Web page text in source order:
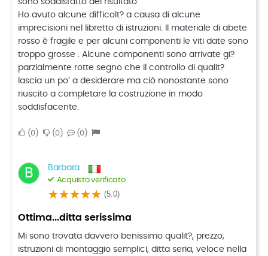
sono soddisfatto del risultato.
Ho avuto alcune difficolt? a causa di alcune
imprecisioni nel libretto di istruzioni. Il materiale di abete
rosso è fragile e per alcuni componenti le viti date sono
troppo grosse . Alcune componenti sono arrivate gi?
parzialmente rotte segno che il controllo di qualit?
lascia un po’ a desiderare ma ciò nonostante sono
riuscito a completare la costruzione in modo
soddisfacente.
0 0 0
B Barbara
Acquisto verificato
(5.0)
Ottima...ditta serissima
Mi sono trovata davvero benissimo qualit?, prezzo,
istruzioni di montaggio semplici, ditta seria, veloce nella